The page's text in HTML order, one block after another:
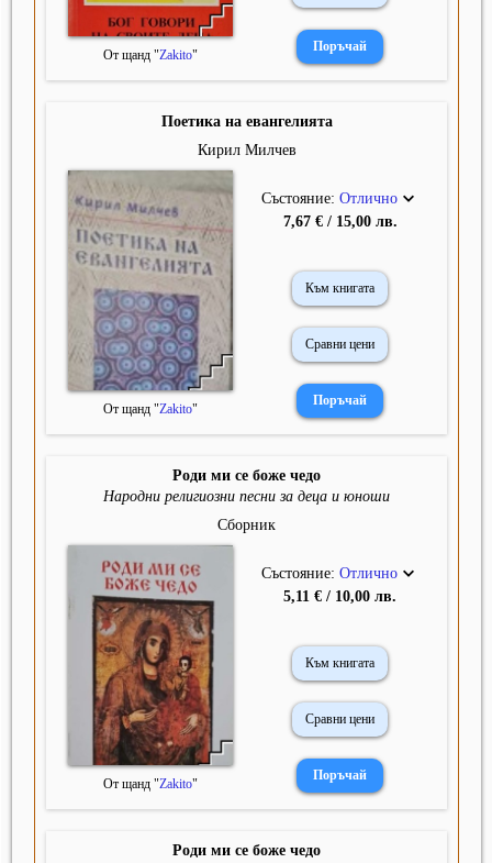
От щанд "Zakito"
Поетика на евангелията
Кирил Милчев
От щанд "Zakito"
Състояние: Отлично
7,67 € / 15,00 лв.
Към книгата
Сравни цени
Роди ми се боже чедо
Народни религиозни песни за деца и юноши
Сборник
От щанд "Zakito"
Състояние: Отлично
5,11 € / 10,00 лв.
Към книгата
Сравни цени
Роди ми се боже чедо